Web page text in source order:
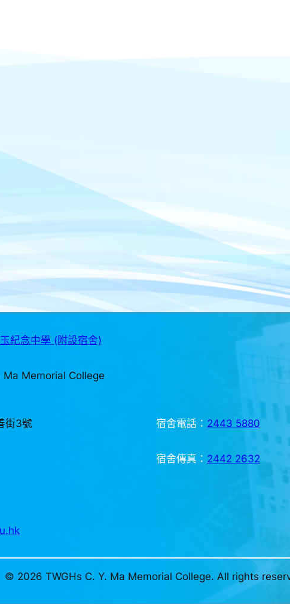
紀念中學 (附設宿舍)
Ma Memorial College
街3號 宿舍電話： 2443 5880
宿舍傳真： 2442 2632
© 2026 TWGHs C. Y. Ma Memorial College. All rights